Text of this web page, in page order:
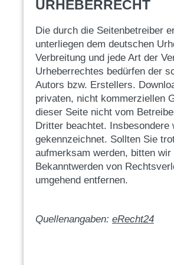
URHEBERRECHT
Die durch die Seitenbetreiber
unterliegen dem deutschen
Verbreitung und jede Art der
Urheberrechtes bedürfen der
Autors bzw. Erstellers.
privaten, nicht kommerziellen
dieser Seite nicht vom
Dritter beachtet.
gekennzeichnet. Sollten Sie
aufmerksam werden, bitten
Bekanntwerden von
umgehend entfernen.
Quellenangaben: eRecht24